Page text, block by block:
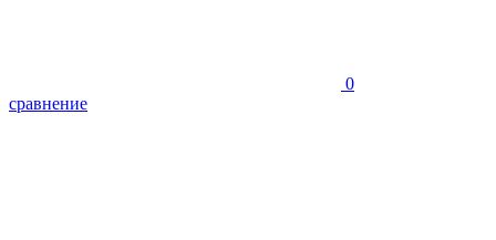
0
сравнение